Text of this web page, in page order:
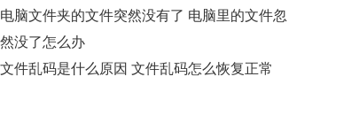
电脑文件夹的文件突然没有了 电脑里的文件忽
然没了怎么办
文件乱码是什么原因 文件乱码怎么恢复正常